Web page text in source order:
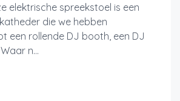
elektrische spreekstoel is een
die we hebben
een rollende DJ booth, een DJ
n...